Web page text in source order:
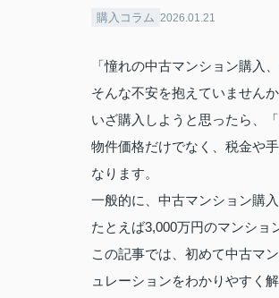
購入コラム 2026.01.21
「憧れの中古マンション購入
そんな不安を抱えていませんか
いざ購入しようと思ったら、
物件価格だけでなく、税金や
なります。
一般的に、中古マンション購
たとえば3,000万円のマンショ
この記事では、初めて中古マ
ュレーションをわかりやすく解